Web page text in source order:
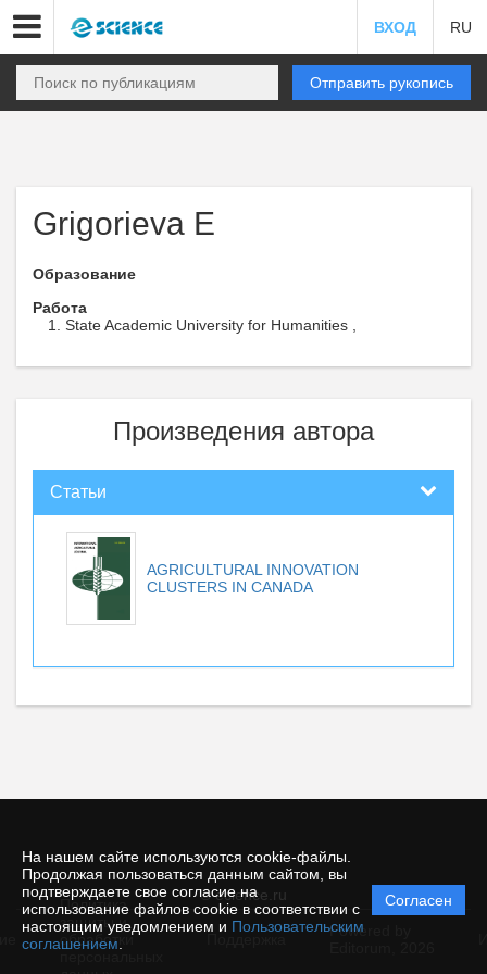
На нашем сайте используются cookie-файлы.
Продолжая пользоваться данным сайтом, вы
подтверждаете свое согласие на
использование файлов cookie в соответствии с
настоящим уведомлением и Пользовательским
соглашением
Согласен
ВХОД RU
Отправить рукопись
Grigorieva E
Образование
Работа
State Academic University for Humanities ,
Произведения автора
Статьи
AGRICULTURAL INNOVATION
CLUSTERS IN CANADA
© ecience.ru
Политика
защиты и
обработки
Powered by